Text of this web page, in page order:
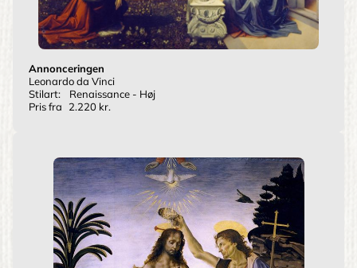
Annonceringen
Leonardo da Vinci
Stilart:
Renaissance - Høj
Pris fra
2.220 kr.